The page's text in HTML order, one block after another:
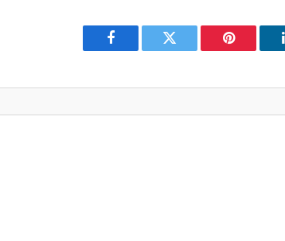
Facebook Twitter Pinterest